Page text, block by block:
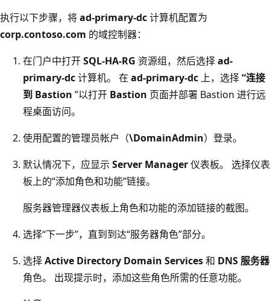
执行以下步骤，将ad-primary-dc计算机配置为
corp.contoso.com 的域控制器：
在门户中打开SQL-HA-RG 资源组，然后选择ad-
primary-dc计算机。 在 ad-primary-dc 上，选择“连接
到 Bastion ”以打开 Bastion 页面并部署 Bastion 进行远
程桌面访问。
使用配置的管理员帐户（\DomainAdmin）登录。
默认情况下，应显示 Server Manager仪表板。 选择仪表
板上的“添加角色和功能”链接。
服务器管理器仪表板上角色和功能的添加链接的截图。
选择“下一步”，直到到达“服务器角色”部分。
选择Active Directory Domain Services和 DNS 服务器
角色。 出现提示时，添加这些角色所需的任意功能。